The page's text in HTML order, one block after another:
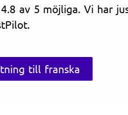
av 5 möjliga. Vi har
till franska